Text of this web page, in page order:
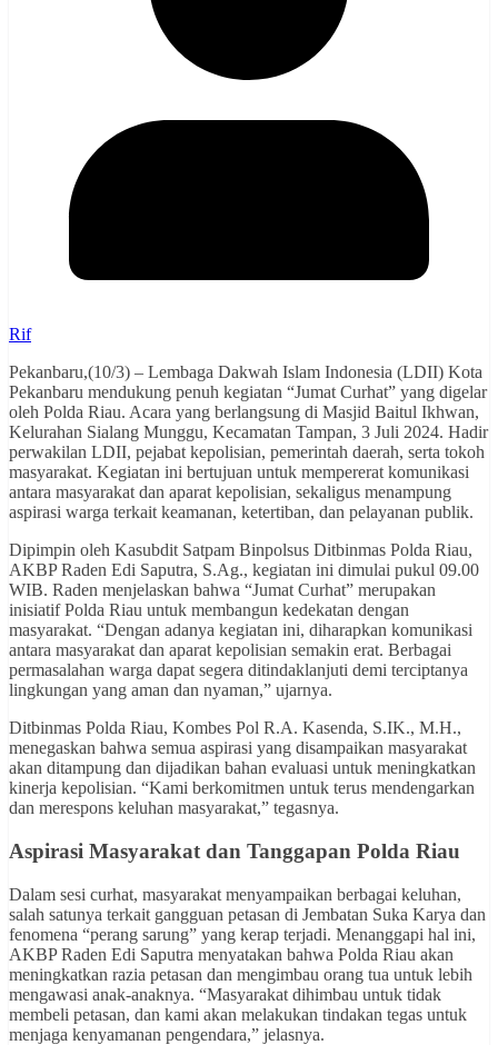
Rif
Pekanbaru,(10/3) – Lembaga Dakwah Islam Indonesia (LDII) Kota
Pekanbaru mendukung penuh kegiatan “Jumat Curhat” yang digelar
oleh Polda Riau. Acara yang berlangsung di Masjid Baitul Ikhwan,
Kelurahan Sialang Munggu, Kecamatan Tampan, 3 Juli 2024. Hadir
perwakilan LDII, pejabat kepolisian, pemerintah daerah, serta tokoh
masyarakat. Kegiatan ini bertujuan untuk mempererat komunikasi
antara masyarakat dan aparat kepolisian, sekaligus menampung
aspirasi warga terkait keamanan, ketertiban, dan pelayanan publik.
Dipimpin oleh Kasubdit Satpam Binpolsus Ditbinmas Polda Riau,
AKBP Raden Edi Saputra, S.Ag., kegiatan ini dimulai pukul 09.00
WIB. Raden menjelaskan bahwa “Jumat Curhat” merupakan
inisiatif Polda Riau untuk membangun kedekatan dengan
masyarakat. “Dengan adanya kegiatan ini, diharapkan komunikasi
antara masyarakat dan aparat kepolisian semakin erat. Berbagai
permasalahan warga dapat segera ditindaklanjuti demi terciptanya
lingkungan yang aman dan nyaman,” ujarnya.
Ditbinmas Polda Riau, Kombes Pol R.A. Kasenda, S.IK., M.H.,
menegaskan bahwa semua aspirasi yang disampaikan masyarakat
akan ditampung dan dijadikan bahan evaluasi untuk meningkatkan
kinerja kepolisian. “Kami berkomitmen untuk terus mendengarkan
dan merespons keluhan masyarakat,” tegasnya.
Aspirasi Masyarakat dan Tanggapan Polda Riau
Dalam sesi curhat, masyarakat menyampaikan berbagai keluhan,
salah satunya terkait gangguan petasan di Jembatan Suka Karya dan
fenomena “perang sarung” yang kerap terjadi. Menanggapi hal ini,
AKBP Raden Edi Saputra menyatakan bahwa Polda Riau akan
meningkatkan razia petasan dan mengimbau orang tua untuk lebih
mengawasi anak-anaknya. “Masyarakat dihimbau untuk tidak
membeli petasan, dan kami akan melakukan tindakan tegas untuk
menjaga kenyamanan pengendara,” jelasnya.